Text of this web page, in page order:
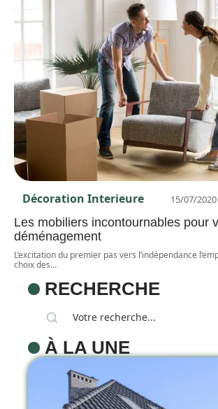
Décoration Interieure 15/07/2020
Les mobiliers incontournables pour
déménagement
L’excitation du premier pas vers l’indépendance
choix des…
RECHERCHE
À LA UNE